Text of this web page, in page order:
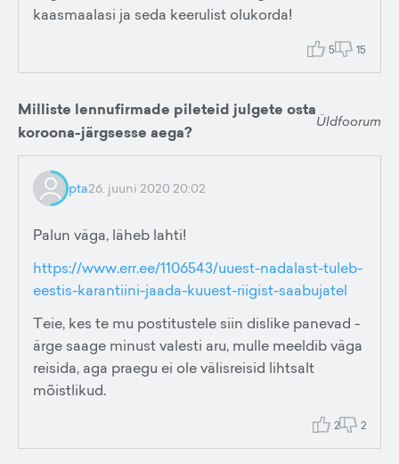
kaasmaalasi ja seda keerulist olukorda!
5 15
Milliste lennufirmade pileteid julgete osta
koroona-järgsesse aega?
Üldfoorum
pta26. juuni 2020 20:02
Palun väga, läheb lahti!
https://www.err.ee/1106543/uuest-nadalast-tuleb-
eestis-karantiini-jaada-kuuest-riigist-saabujatel
Teie, kes te mu postitustele siin dislike panevad -
ärge saage minust valesti aru, mulle meeldib väga
reisida, aga praegu ei ole välisreisid lihtsalt
mõistlikud.
2 2